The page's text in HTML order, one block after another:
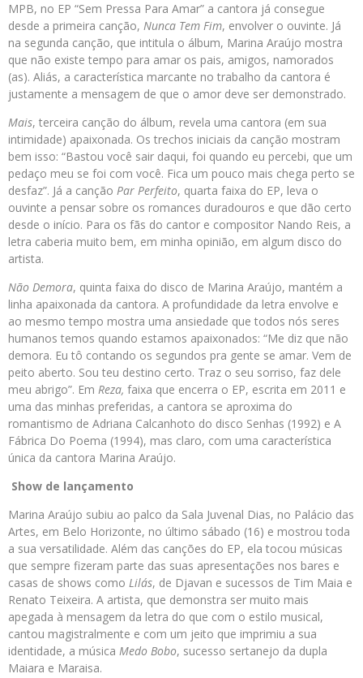
MPB, no EP “Sem Pressa Para Amar” a cantora já consegue
desde a primeira canção, Nunca Tem Fim, envolver o ouvinte. Já
na segunda canção, que intitula o álbum, Marina Araújo mostra
que não existe tempo para amar os pais, amigos, namorados
(as). Aliás, a característica marcante no trabalho da cantora é
justamente a mensagem de que o amor deve ser demonstrado.
Mais, terceira canção do álbum, revela uma cantora (em sua
intimidade) apaixonada. Os trechos iniciais da canção mostram
bem isso: “Bastou você sair daqui, foi quando eu percebi, que um
pedaço meu se foi com você. Fica um pouco mais chega perto se
desfaz”. Já a canção Par Perfeito, quarta faixa do EP, leva o
ouvinte a pensar sobre os romances duradouros e que dão certo
desde o início. Para os fãs do cantor e compositor Nando Reis, a
letra caberia muito bem, em minha opinião, em algum disco do
artista.
Não Demora, quinta faixa do disco de Marina Araújo, mantém a
linha apaixonada da cantora. A profundidade da letra envolve e
ao mesmo tempo mostra uma ansiedade que todos nós seres
humanos temos quando estamos apaixonados: “Me diz que não
demora. Eu tô contando os segundos pra gente se amar. Vem de
peito aberto. Sou teu destino certo. Traz o seu sorriso, faz dele
meu abrigo”. Em Reza, faixa que encerra o EP, escrita em 2011 e
uma das minhas preferidas, a cantora se aproxima do
romantismo de Adriana Calcanhoto do disco Senhas (1992) e A
Fábrica Do Poema (1994), mas claro, com uma característica
única da cantora Marina Araújo.
Show de lançamento
Marina Araújo subiu ao palco da Sala Juvenal Dias, no Palácio das
Artes, em Belo Horizonte, no último sábado (16) e mostrou toda
a sua versatilidade. Além das canções do EP, ela tocou músicas
que sempre fizeram parte das suas apresentações nos bares e
casas de shows como Lilás, de Djavan e sucessos de Tim Maia e
Renato Teixeira. A artista, que demonstra ser muito mais
apegada à mensagem da letra do que com o estilo musical,
cantou magistralmente e com um jeito que imprimiu a sua
identidade, a música Medo Bobo, sucesso sertanejo da dupla
Maiara e Maraisa.